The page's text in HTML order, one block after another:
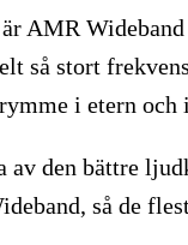
AMR
så stort
i etern och
av den bättre
så de